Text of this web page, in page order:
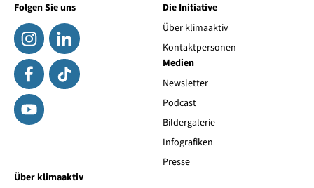
Folgen Sie uns
Die Initiative
Über klimaaktiv
Kontaktpersonen
Medien
Newsletter
Podcast
Bildergalerie
Infografiken
Presse
Über klimaaktiv